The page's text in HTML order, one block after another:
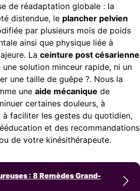
de réadaptation globale : la
distendue, le plancher pelvien
par plusieurs mois de poids
ainsi que physique liée à
La ceinture post césarienne
une solution minceur rapide, ni un
une taille de guêpe ?. Nous la
une aide mécanique de
certaines douleurs, à
à faciliter les gestes du quotidien,
et des recommandations
de votre kinésithérapeute.
: 8 Remèdes Grand-